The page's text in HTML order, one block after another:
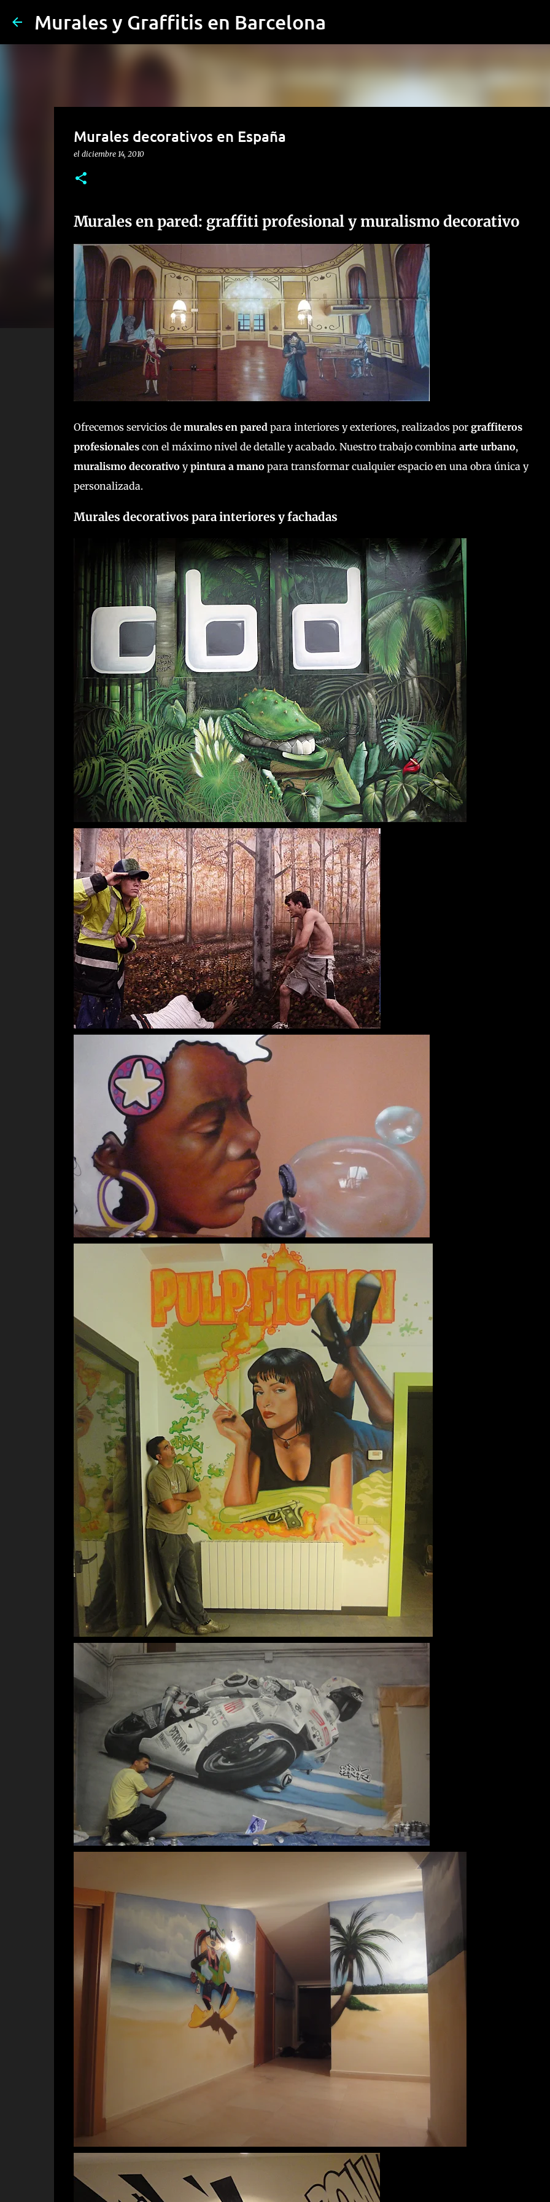
Murales y Graffitis en Barcelona
Murales decorativos en España
el diciembre 14, 2010
Murales en pared: graffiti profesional y muralismo decorativo
Ofrecemos servicios de murales en pared para interiores y exteriores, realizados por graffiteros
profesionalescon el máximo nivel de detalle y acabado. Nuestro trabajo combina arte urbano,
muralismo decorativo ypintura a mano para transformar cualquier espacio en una obra única y
personalizada.
Murales decorativos para interiores y fachadas